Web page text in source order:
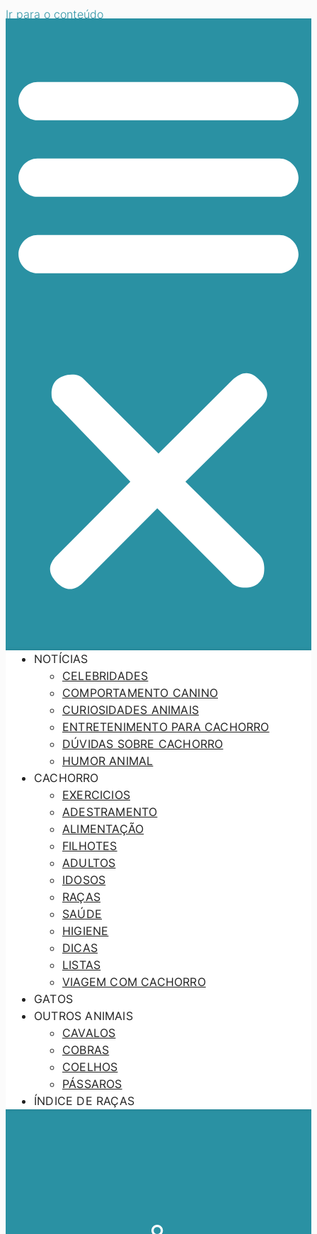
Ir para o conteúdo
NOTÍCIAS
CELEBRIDADES
COMPORTAMENTO CANINO
CURIOSIDADES ANIMAIS
ENTRETENIMENTO PARA CACHORRO
DÚVIDAS SOBRE CACHORRO
HUMOR ANIMAL
CACHORRO
EXERCICIOS
ADESTRAMENTO
ALIMENTAÇÃO
FILHOTES
ADULTOS
IDOSOS
RAÇAS
SAÚDE
HIGIENE
DICAS
LISTAS
VIAGEM COM CACHORRO
GATOS
OUTROS ANIMAIS
CAVALOS
COBRAS
COELHOS
PÁSSAROS
ÍNDICE DE RAÇAS